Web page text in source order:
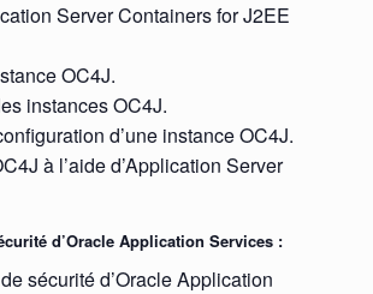
Server Containers for J2EE
OC4J.
instances OC4J.
d’une instance OC4J.
à l’aide d’Application Server
d’Oracle Application Services :
sécurité d’Oracle Application